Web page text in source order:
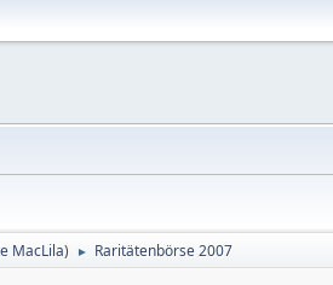
MacLila) ► Raritätenbörse 2007